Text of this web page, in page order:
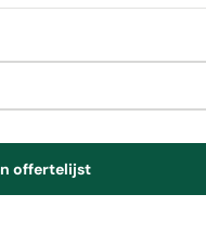
aan offertelijst